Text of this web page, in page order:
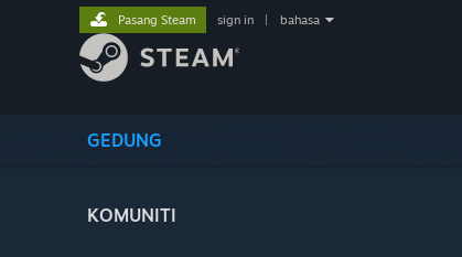
GEDUNG
KOMUNITI
Pasang Steam sign in bahasa